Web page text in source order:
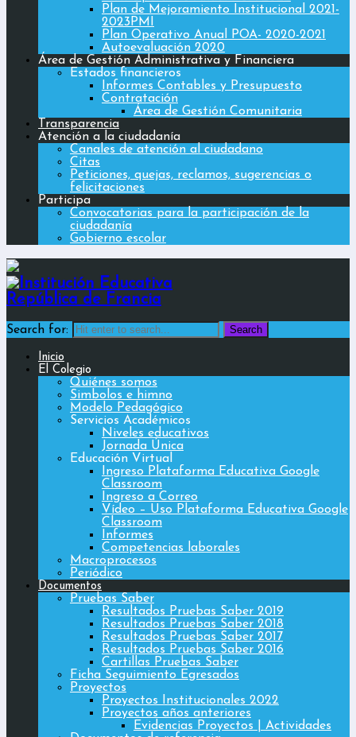
Plan de Mejoramiento Institucional 2021-
2023PMI
Plan Operativo Anual POA- 2020-2021
Autoevaluación 2020
Área de Gestión Administrativa y Financiera
Estados financieros
Informes Contables y Presupuesto
Contratación
Área de Gestión Comunitaria
Transparencia
Atención a la ciudadanía
Canales de atención al ciudadano
Citas
Peticiones, quejas, reclamos, sugerencias o
felicitaciones
Participa
Convocatorias para la participación de la
ciudadanía
Gobierno escolar
Search for:
Inicio
El Colegio
Quiénes somos
Simbolos e himno
Modelo Pedagógico
Servicios Académicos
Niveles educativos
Jornada Única
Educación Virtual
Ingreso Plataforma Educativa Google
Classroom
Ingreso a Correo
Vídeo – Uso Plataforma Educativa Google
Classroom
Informes
Competencias laborales
Macroprocesos
Periódico
Documentos
Pruebas Saber
Resultados Pruebas Saber 2019
Resultados Pruebas Saber 2018
Resultados Pruebas Saber 2017
Resultados Pruebas Saber 2016
Cartillas Pruebas Saber
Ficha Seguimiento Egresados
Proyectos
Proyectos Institucionales 2022
Proyectos años anteriores
Evidencias Proyectos | Actividades